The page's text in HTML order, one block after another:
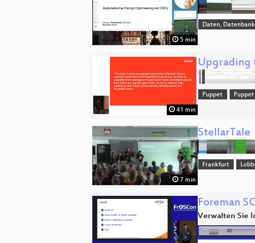
5 min
Daten,
41 min
Upgrading
Puppet Puppet
7 min
StellarTale
Frankfurt
Foreman
Verwalten Sie